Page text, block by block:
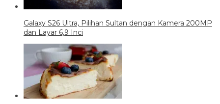
Galaxy S26 Ultra, Pilihan Sultan dengan Kamera 200MP
dan Layar 6,9 Inci